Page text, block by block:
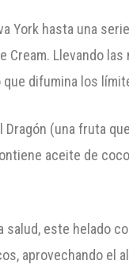
York hasta una
Cream. Llevando
difumina los
(una fruta
aceite de
salud, este helado
aprovechando el